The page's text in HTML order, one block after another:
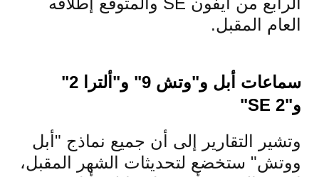
العام المقبل.
سماعات أبل و"وتش 9" و"ألترا 2"
و"SE 2"
وتشير التقارير إلى أن جميع نماذج "أبل
ووتش" ستخضع لتحديثات الشهر المقبل،